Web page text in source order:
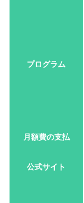
プログラム
月額費の支払
公式サイト